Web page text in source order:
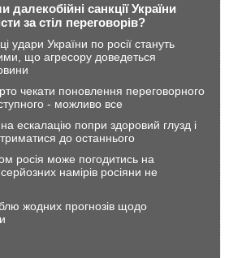
санкції України
за стіл переговорів?
удари України по росії стануть
що агресору доведеться
чекати поновлення переговорного
- можливо все
ескалацію попри здоровий глузд і
до останнього
росія може погодитись на
намірів росіяни не
жодних прогнозів щодо